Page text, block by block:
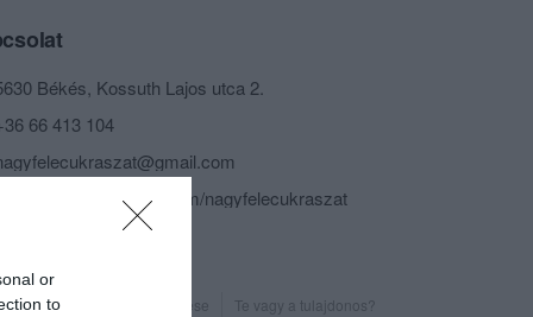
or
to
Békés, Kossuth Lajos utca 2.
66 413 104
https://www.facebook.com/nagyfelecukraszat
Probléma jelentése Te vagy a tulajdonos?